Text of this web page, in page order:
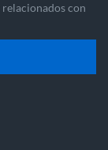
con